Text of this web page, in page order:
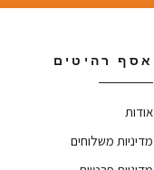
אסף רהיטים
אודות
מדיניות משלוחים